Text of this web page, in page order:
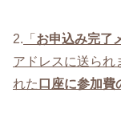
2. 「 お申込み完了
アドレスに送られ
れた 口座に参加費